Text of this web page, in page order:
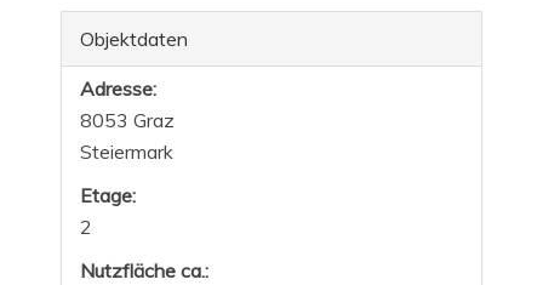
Objektdaten
Adresse:
8053 Graz
Steiermark
Etage:
2
Nutzfläche ca.: